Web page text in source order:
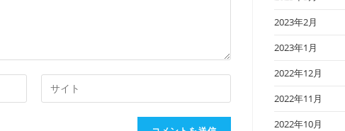
2023年2月
2023年1月
2022年12月
2022年11月
2022年10月